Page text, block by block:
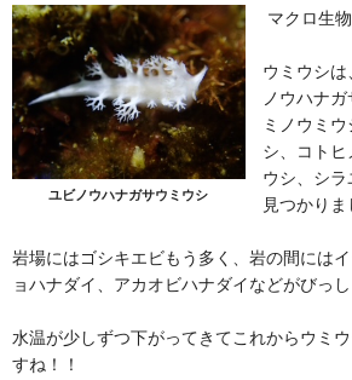
ユビノウハナガサウミウシ
マクロ生
ウミウシ
ノウハナ
ミノウミ
シ、コトヒ
ウシ、シ
見つかりま
岩場にはゴシキエビもう多く、岩の間には
ョハナダイ、アカオビハナダイなどがびっし
水温が少しずつ下がってきてこれからウミ
すね！！